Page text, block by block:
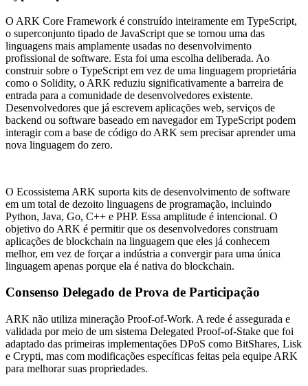
O ARK Core Framework é construído inteiramente em TypeScript,
o superconjunto tipado de JavaScript que se tornou uma das
linguagens mais amplamente usadas no desenvolvimento
profissional de software. Esta foi uma escolha deliberada. Ao
construir sobre o TypeScript em vez de uma linguagem proprietária
como o Solidity, o ARK reduziu significativamente a barreira de
entrada para a comunidade de desenvolvedores existente.
Desenvolvedores que já escrevem aplicações web, serviços de
backend ou software baseado em navegador em TypeScript podem
interagir com a base de código do ARK sem precisar aprender uma
nova linguagem do zero.
O Ecossistema ARK suporta kits de desenvolvimento de software
em um total de dezoito linguagens de programação, incluindo
Python, Java, Go, C++ e PHP. Essa amplitude é intencional. O
objetivo do ARK é permitir que os desenvolvedores construam
aplicações de blockchain na linguagem que eles já conhecem
melhor, em vez de forçar a indústria a convergir para uma única
linguagem apenas porque ela é nativa do blockchain.
Consenso Delegado de Prova de Participação
ARK não utiliza mineração Proof-of-Work. A rede é assegurada e
validada por meio de um sistema Delegated Proof-of-Stake que foi
adaptado das primeiras implementações DPoS como BitShares, Lisk
e Crypti, mas com modificações específicas feitas pela equipe ARK
para melhorar suas propriedades.